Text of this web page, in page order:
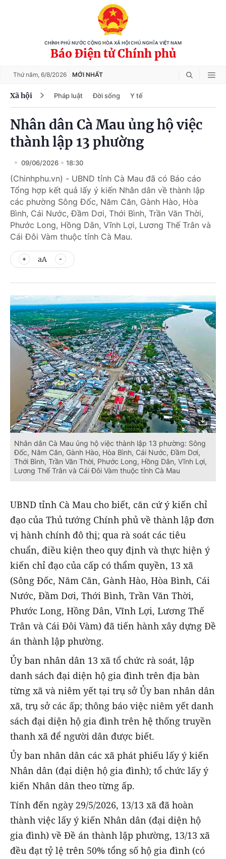
CHÍNH PHỦ NƯỚC CỘNG HÒA XÃ HỘI CHỦ NGHĨA VIỆT NAM
Báo Điện tử Chính phủ
Thứ năm, 6/8/2026 MỚI NHẤT
Xã hội Pháp luật Đời sống Y tế
Nhân dân Cà Mau ủng hộ việc
thành lập 13 phường
09/06/2026 18:30
(Chinhphu.vn) - UBND tỉnh Cà Mau đã có Báo cáo
Tổng hợp kết quả lấy ý kiến Nhân dân về thành lập
các phường Sông Đốc, Năm Căn, Gành Hào, Hòa
Bình, Cái Nước, Đầm Dơi, Thới Bình, Trần Văn Thời,
Phước Long, Hồng Dân, Vĩnh Lợi, Lương Thế Trân và
Cái Đôi Vàm thuộc tỉnh Cà Mau.
aA
Nhân dân Cà Mau ủng hộ việc thành lập 13 phường: Sông
Đốc, Năm Căn, Gành Hào, Hòa Bình, Cái Nước, Đầm Dơi,
Thới Bình, Trần Văn Thời, Phước Long, Hồng Dân, Vĩnh Lợi,
Lương Thế Trân và Cái Đôi Vàm thuộc tỉnh Cà Mau
UBND tỉnh Cà Mau cho biết, căn cứ ý kiến chỉ
đạo của Thủ tướng Chính phủ về thành lập đơn
vị hành chính đô thị; qua rà soát các tiêu
chuẩn, điều kiện theo quy định và thực hiện ý
kiến chỉ đạo của cấp có thẩm quyền, 13 xã
(Sông Đốc, Năm Căn, Gành Hào, Hòa Bình, Cái
Nước, Đầm Dơi, Thới Bình, Trần Văn Thời,
Phước Long, Hồng Dân, Vĩnh Lợi, Lương Thế
Trân và Cái Đôi Vàm) đã tiến hành xây dựng Đề
án thành lập phường.
Ủy ban nhân dân 13 xã tổ chức rà soát, lập
danh sách đại diện hộ gia đình trên địa bàn
từng xã và niêm yết tại trụ sở Ủy ban nhân dân
xã, trụ sở các ấp; thông báo việc niêm yết danh
sách đại diện hộ gia đình trên hệ thống truyền
thanh xã để người dân được biết.
Ủy ban nhân dân các xã phát phiếu lấy ý kiến
Nhân dân (đại diện hộ gia đình); tổ chức lấy ý
kiến Nhân dân theo từng ấp.
Tính đến ngày 29/5/2026, 13/13 xã đã hoàn
thành việc lấy ý kiến Nhân dân (đại diện hộ
gia đình) về Đề án thành lập phường, 13/13 xã
đều đạt tỷ lệ trên 50% tổng số hộ gia đình (có